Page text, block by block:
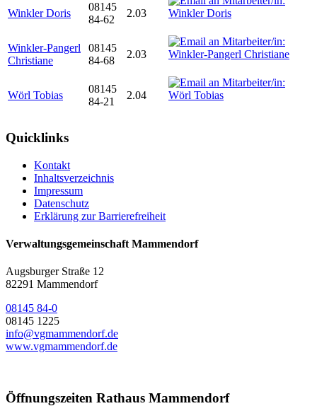
Winkler Doris
08145
84-62
2.03
Winkler-Pangerl
Christiane
08145
84-68
2.03
Wörl Tobias
08145
84-21
2.04
Quicklinks
Kontakt
Inhaltsverzeichnis
Impressum
Datenschutz
Erklärung zur Barrierefreiheit
Verwaltungsgemeinschaft Mammendorf
Augsburger Straße 12
82291 Mammendorf
08145 84-0
08145 1225
info@vgmammendorf.de
www.vgmammendorf.de
Öffnungszeiten Rathaus Mammendorf